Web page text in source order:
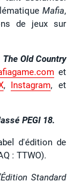
Mafia,
de jeux sur
Old Country
et
, Instagram, et
PEGI 18.
d'édition de
: TTWO).
Standard